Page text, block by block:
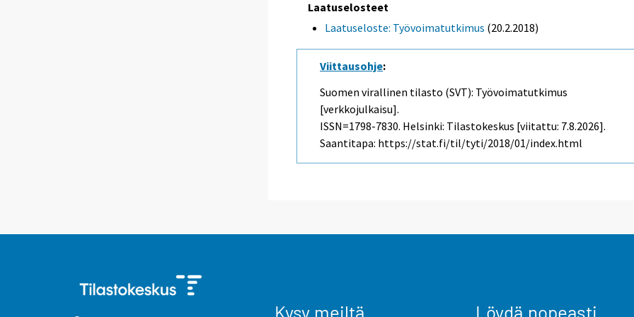
Laatuselosteet
Laatuseloste: Työvoimatutkimus (20.2.2018)
Viittausohje:
Suomen virallinen tilasto (SVT): Työvoimatutkimus
[verkkojulkaisu].
ISSN=1798-7830. Helsinki: Tilastokeskus [viitattu: 7.8.2026].
Saantitapa: https://stat.fi/til/tyti/2018/01/index.html
Kysy meiltä Löydä nopeasti